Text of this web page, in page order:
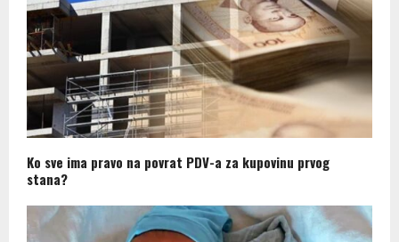
Ko sve ima pravo na povrat PDV-a za kupovinu prvog
stana?